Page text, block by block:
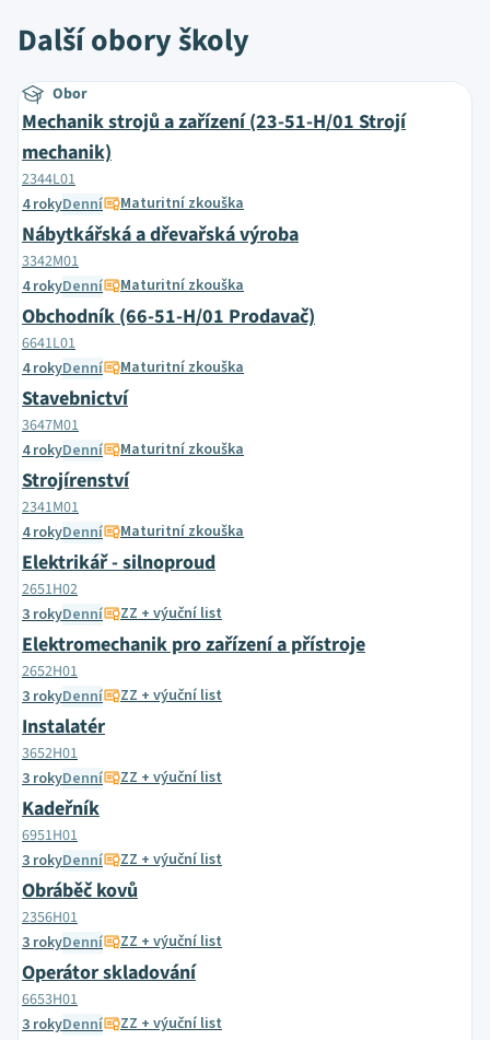
Další obory školy
Obor
Mechanik strojů a zařízení (23-51-H/01 Strojí
mechanik)
2344L01
4 rokyDenní Maturitní zkouška
Nábytkářská a dřevařská výroba
3342M01
4 rokyDenní Maturitní zkouška
Obchodník (66-51-H/01 Prodavač)
6641L01
4 rokyDenní Maturitní zkouška
Stavebnictví
3647M01
4 rokyDenní Maturitní zkouška
Strojírenství
2341M01
4 rokyDenní Maturitní zkouška
Elektrikář - silnoproud
2651H02
3 rokyDenní ZZ + výuční list
Elektromechanik pro zařízení a přístroje
2652H01
3 rokyDenní ZZ + výuční list
Instalatér
3652H01
3 rokyDenní ZZ + výuční list
Kadeřník
6951H01
3 rokyDenní ZZ + výuční list
Obráběč kovů
2356H01
3 rokyDenní ZZ + výuční list
Operátor skladování
6653H01
3 rokyDenní ZZ + výuční list